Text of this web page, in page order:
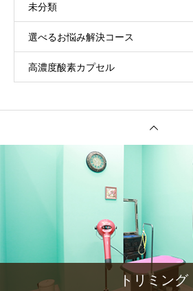
未分類
選べるお悩み解決コース
高濃度酸素カプセル
トリミング